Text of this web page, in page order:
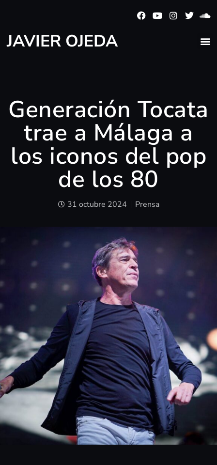
JAVIER OJEDA
Generación Tocata
trae a Málaga a
los iconos del pop
de los 80
31 octubre 2024 Prensa